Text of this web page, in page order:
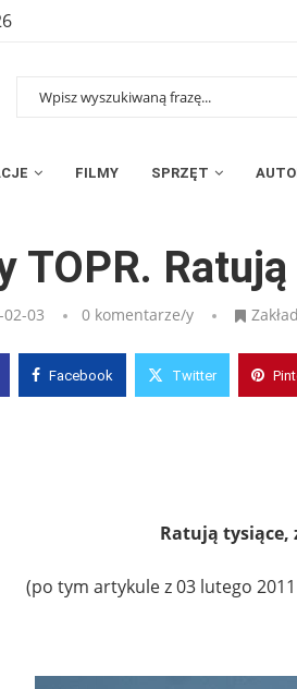
FILMY SPRZĘT
TOPR. Ratują tysiące, zarabiają grosze.
TOPR.
03 0 komentarze/y
Facebook Twitter
Ratują tysiące,
(po tym artykule z 03 lutego